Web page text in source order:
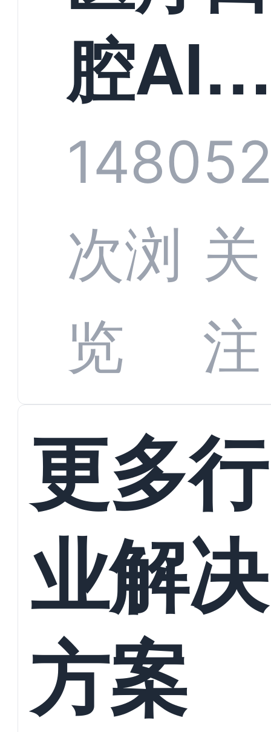
构实现
规模化
增长与
数字化
蜕变
腔AI
服系统
全渠道
数据对
接
1480
次浏
览
关
注
更多行
业解决
方案